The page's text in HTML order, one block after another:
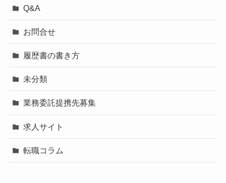
Q&A
お問合せ
履歴書の書き方
未分類
業務委託提携先募集
求人サイト
転職コラム